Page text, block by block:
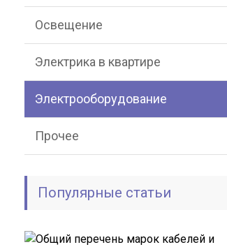
Освещение
Электрика в квартире
Электрооборудование
Прочее
Популярные статьи